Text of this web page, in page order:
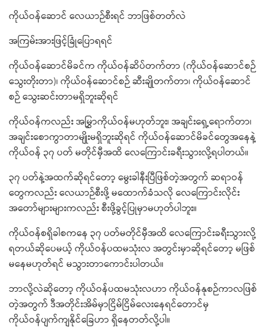
ကိုယ်ဝန်ဆောင် လေယာဉ်စီးရင် ဘာဖြစ်တတ်လဲ
အကြမ်းအားဖြင့်ခြုံပြောရရင်
ကိုယ်ဝန်ဆောင်မိခင်က ကိုယ်ဝန်ဆိပ်တက်တာ (ကိုယ်ဝန်ဆောင်စဉ်
သွေးတိုးတာ)၊ ကိုယ်ဝန်ဆောင်စဉ် ဆီးချိုတက်တာ၊ ကိုယ်ဝန်ဆောင်
စဉ် သွေးဆင်းတာမရှိဘူးဆိုရင်
ကိုယ်ဝန်ကလည်း အမြွှာကိုယ်ဝန်မဟုတ်ဘူး၊ အချင်းရှေ့ရောက်တာ၊
အချင်းစောကွာတာမျိုးမရှိဘူးဆိုရင် ကိုယ်ဝန်ဆောင်မိခင်တွေအနေနဲ့
ကိုယ်ဝန် ၃၇ ပတ် မတိုင်မှီအထိ လေကြောင်းခရီးသွားလို့ရပါတယ်။
၃၇ ပတ်နဲ့အထက်ဆိုရင်တော့ မွေးခါနီးပြီဖြစ်တဲ့အတွက် ဆရာဝန်
တွေကလည်း လေယာဉ်စီးဖို့ မထောက်ခံသလို လေကြောင်းလိုင်း
အတော်များများကလည်း စီးဖို့ခွင့်ပြုမှာမဟုတ်ပါဘူး။
ကိုယ်ဝန်စရှိခါစကနေ ၃၇ ပတ်မတိုင်မှီအထိ လေကြောင်းခရီးသွားလို့
ရတယ်ဆိုပေမယ့် ကိုယ်ဝန်ပထမသုံးလ အတွင်းမှာဆိုရင်တော့ မဖြစ်
မနေမဟုတ်ရင် မသွားတာကောင်းပါတယ်။
ဘာလို့လဲဆိုတော့ ကိုယ်ဝန်ပထမသုံးလဟာ ကိုယ်ဝန်နုစဉ်ကာလဖြစ်
တဲ့အတွက် ဒီအတိုင်းအိမ်မှာငြိမ်ငြိမ်လေးနေရင်တောင်မှ
ကိုယ်ဝန်ပျက်ကျနိုင်ခြေဟာ ရှိနေတတ်လို့ပါ။